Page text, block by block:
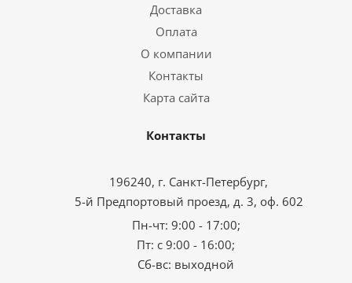
Доставка
Оплата
О компании
Контакты
Карта сайта
Контакты
196240, г. Санкт-Петербург,
5-й Предпортовый проезд, д. 3, оф. 602
Пн-чт: 9:00 - 17:00;
Пт: с 9:00 - 16:00;
Сб-вс: выходной